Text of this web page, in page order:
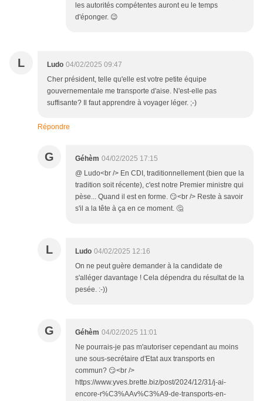
les autorités compétentes auront eu le temps
d'éponger. 😉
L Ludo 04/02/2025 09:47
Cher président, telle qu'elle est votre petite équipe
gouvernementale me transporte d'aise. N'est-elle pas
suffisante? Il faut apprendre à voyager léger. ;-)
Répondre
G Géhèm 04/02/2025 17:15
@ Ludo<br /> En CDI, traditionnellement (bien que la
tradition soit récente), c'est notre Premier ministre qui
pèse... Quand il est en forme. 😏<br /> Reste à savoir
s'il a la tête à ça en ce moment. 🤔
L Ludo 04/02/2025 12:16
On ne peut guère demander à la candidate de
s'alléger davantage ! Cela dépendra du résultat de la
pesée. :-))
G Géhèm 04/02/2025 11:01
Ne pourrais-je pas m'autoriser cependant au moins
une sous-secrétaire d'Etat aux transports en
commun? 😏<br />
https://www.yves.brette.biz/post/2024/12/31/j-ai-
encore-r%C3%AAv%C3%A9-de-transports-en-